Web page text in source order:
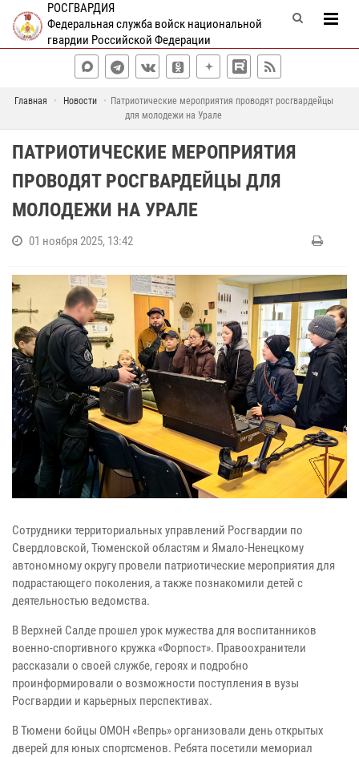
РОСГВАРДИЯ
Федеральная служба войск национальной
гвардии Российской Федерации
Главная Новости
Патриотические мероприятия проводят росгвардейцы
для молодежи на Урале
ПАТРИОТИЧЕСКИЕ МЕРОПРИЯТИЯ
ПРОВОДЯТ РОСГВАРДЕЙЦЫ ДЛЯ
МОЛОДЕЖИ НА УРАЛЕ
01 ноября 2025, 13:42
Сотрудники территориальных управлений Росгвардии по
Свердловской, Тюменской областям и Ямало-Ненецкому
автономному округу провели патриотические мероприятия для
подрастающего поколения, а также познакомили детей с
деятельностью ведомства.
В Верхней Салде прошел урок мужества для воспитанников
военно-спортивного кружка «Форпост». Правоохранители
рассказали о своей службе, героях и подробно
проинформировали о возможности поступления в вузы
Росгвардии и карьерных перспективах.
В Тюмени бойцы ОМОН «Вепрь» организовали день открытых
дверей для юных спортсменов. Ребята посетили мемориал